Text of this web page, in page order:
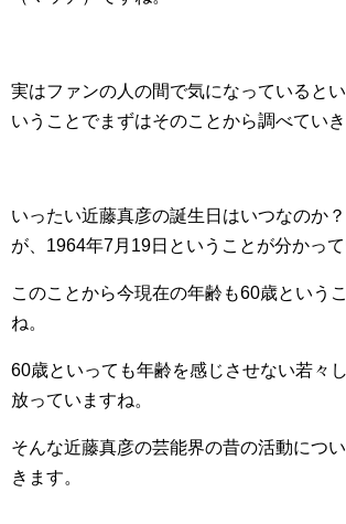
実はファンの人の間で気になっていると
いうことでまずはそのことから調べていき
いったい近藤真彦の誕生日はいつなのか
が、1964年7月19日ということが分かって
このことから今現在の年齢も60歳という
ね。
60歳といっても年齢を感じさせない若々
放っていますね。
そんな近藤真彦の芸能界の昔の活動につ
きます。